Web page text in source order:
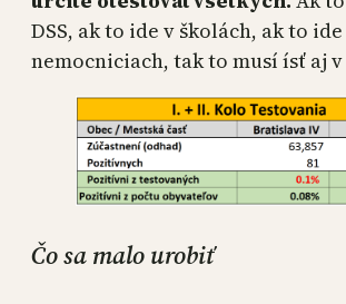
DSS, ak to ide v školách, ak to
nemocniciach, tak to musí ísť aj
Čo sa malo urobiť